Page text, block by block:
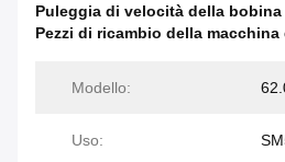
Puleggia di velocità della bobina
Pezzi di ricambio della
Modello:
Uso: